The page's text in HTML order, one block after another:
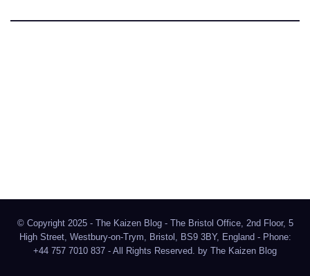
© Copyright 2025 - The Kaizen Blog - The Bristol Office, 2nd Floor, 5
High Street, Westbury-on-Trym, Bristol, BS9 3BY, England - Phone:
+44 757 7010 837 - All Rights Reserved. by The Kaizen Blog